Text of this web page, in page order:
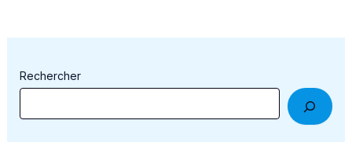
Rechercher